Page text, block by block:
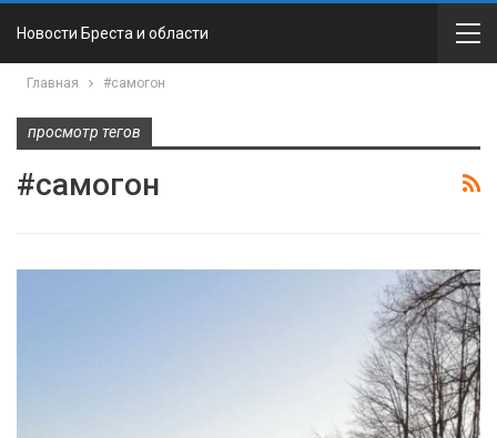
Новости Бреста и области
Главная #самогон
просмотр тегов
#самогон